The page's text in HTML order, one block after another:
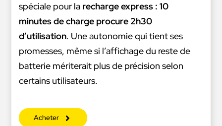
spéciale pour la recharge express : 10
minutes de charge procure 2h30
d’utilisation. Une autonomie qui tient ses
promesses, même si l’affichage du reste de
batterie mériterait plus de précision selon
certains utilisateurs.
Acheter